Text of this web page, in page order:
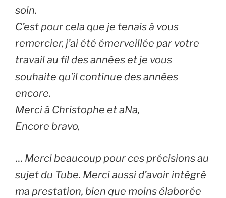
soin.
C’est pour cela que je tenais à vous
remercier, j’ai été émerveillée par votre
travail au fil des années et je vous
souhaite qu’il continue des années
encore.
Merci à Christophe et aNa,
Encore bravo,
… Merci beaucoup pour ces précisions au
sujet du Tube. Merci aussi d’avoir intégré
ma prestation, bien que moins élaborée